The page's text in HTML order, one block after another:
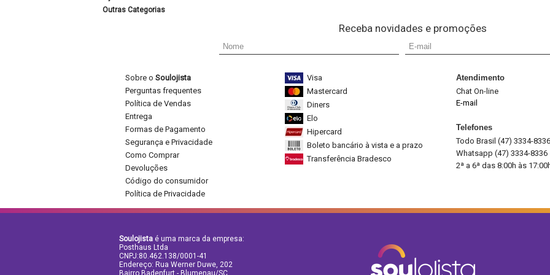
Outras Categorias
Receba novidades e promoções
Sobre o Soulojista
Perguntas frequentes
Política de Vendas
Entrega
Formas de Pagamento
Segurança e Privacidade
Como Comprar
Devoluções
Código do consumidor
Política de Privacidade
Visa
Mastercard
Diners
Elo
Hipercard
Boleto bancário à vista e a prazo
Transferência Bradesco
Atendimento
Chat On-line
E-mail
Telefones
Todo Brasil (47) 3334-8336
Whatsapp (47) 3334-8336
2ª a 6ª das 8:00h às
Soulojista é uma marca da empresa:
Posthaus Ltda
CNPJ:80.462.138/0001-41
Endereço: Rua Werner Duwe, 202
Bairro Badenfurt - Blumenau/SC